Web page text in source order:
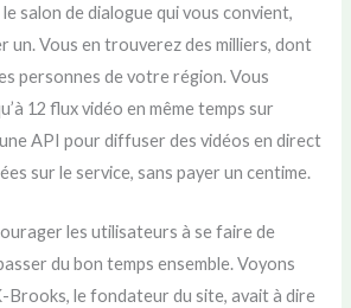
salon de dialogue qui vous convient,
un. Vous en trouverez des milliers, dont
personnes de votre région. Vous
12 flux vidéo en même temps sur
API pour diffuser des vidéos en direct
sur le service, sans payer un centime.
les utilisateurs à se faire de
du bon temps ensemble. Voyons
Brooks, le fondateur du site, avait à dire